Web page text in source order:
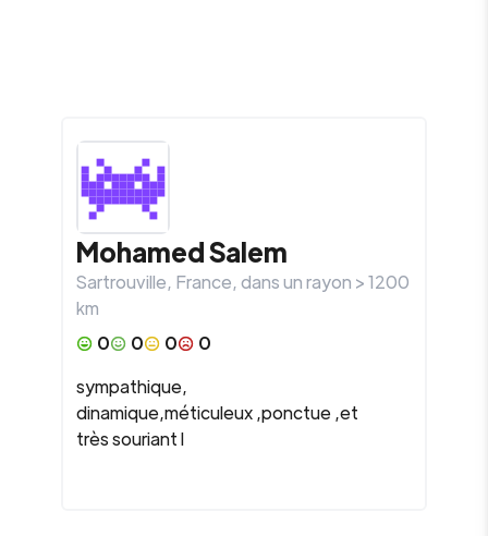
MohamedSalem
Sartrouville, France, dans un rayon >1200
km
0
0 0
0
sympathique,
dinamique,méticuleux ,ponctue ,et
très souriant l